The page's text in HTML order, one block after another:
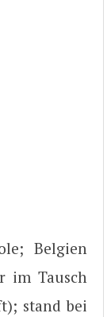
Belgien
im Tausch
stand bei